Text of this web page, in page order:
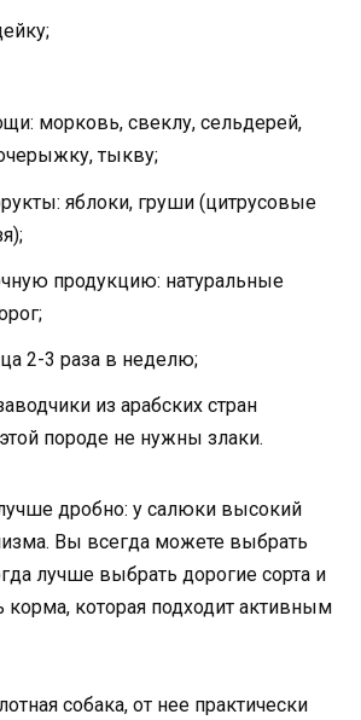
морковь, свеклу, сельдерей,
тыкву;
яблоки, груши (цитрусовые
продукцию: натуральные
2-3 раза в неделю;
из арабских стран
породе не нужны злаки.
дробно: у салюки высокий
Вы всегда можете выбрать
лучше выбрать дорогие сорта и
корма, которая подходит активным
собака, от нее практически